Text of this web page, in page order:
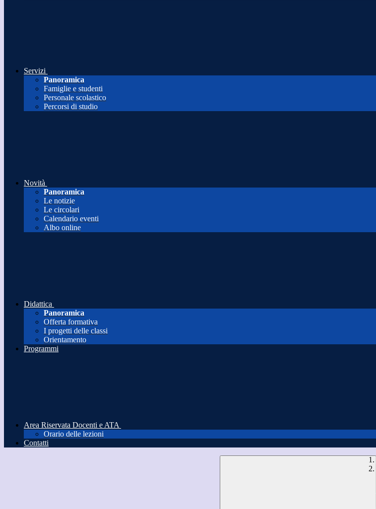
Servizi
Panoramica
Famiglie e studenti
Personale scolastico
Percorsi di studio
Novità
Panoramica
Le notizie
Le circolari
Calendario eventi
Albo online
Didattica
Panoramica
Offerta formativa
I progetti delle classi
Orientamento
Programmi
Area Riservata Docenti e ATA
Orario delle lezioni
Contatti